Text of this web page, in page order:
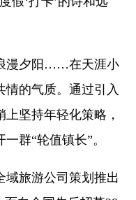
漫夕阳……在天涯小
的气质。通过引入
坚持年轻化策略，
群“轮值镇长”。
旅游公司策划推出